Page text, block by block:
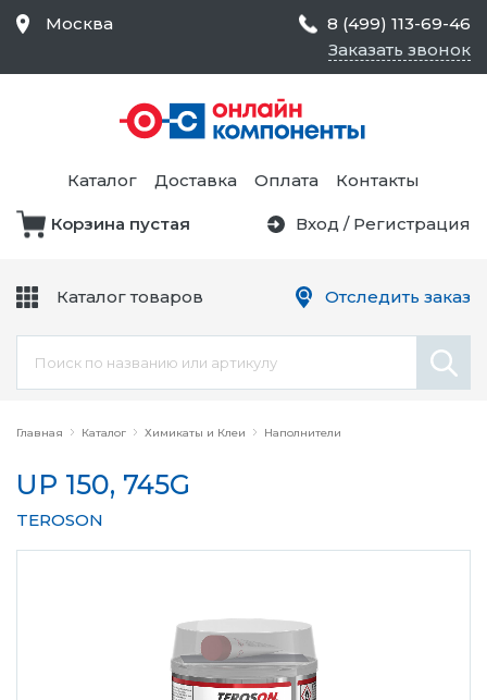
Главная Каталог Химикаты и Клеи Наполнители
UP 150, 745G
TEROSON
Москва
8 (499) 113-69-46
Заказать звонок
Каталог Доставка Оплата Контакты
Корзина пустая Вход / Регистрация
Каталог товаров
Средства Контроля
Статического
Электричества и
Безопасности,
Товары для Чистых
Цепи
Оборудование
Отследить заказ